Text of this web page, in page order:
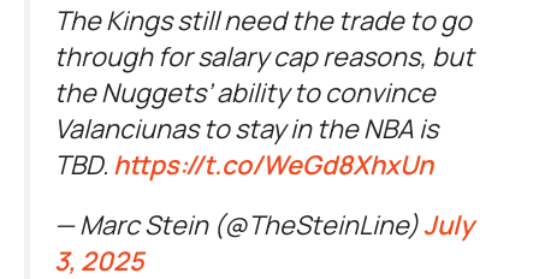
The Kings still need the trade to go
through for salary cap reasons, but
the Nuggets’ ability to convince
Valanciunas to stay in the NBA is
TBD. https://t.co/WeGd8XhxUn
— Marc Stein (@TheSteinLine)July
3, 2025